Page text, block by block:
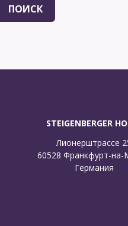
ПОИСК
STEIGENBERGER
Лионерштрассе
60528 Франкфурт-на-
Германия